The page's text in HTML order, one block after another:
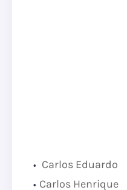
Carlos Eduardo
Carlos Henrique